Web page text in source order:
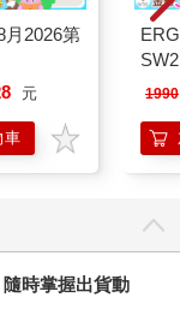
月2026第
元
車
泳
1990
時掌握出貨動